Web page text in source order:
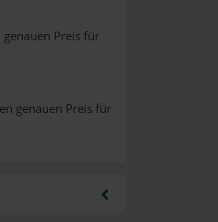
Preis für
genauen Preis für